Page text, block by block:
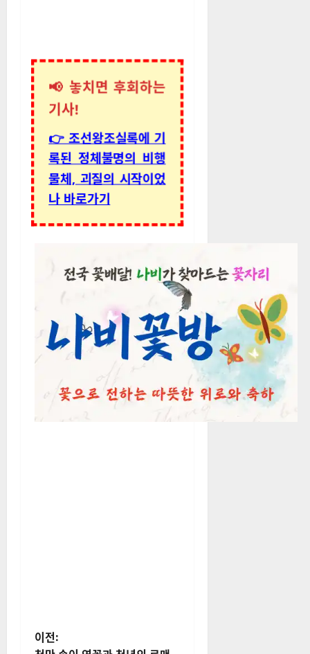
📢 놓치면 후회하는
기사!
👉 조선왕조실록에 기
록된 정체불명의 비행
물체, 괴질의 시작이었
나 바로가기
게
이전: